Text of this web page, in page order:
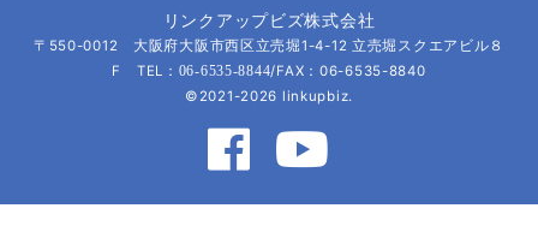
リンクアップビズ株式会社
〒550-0012 大阪府大阪市西区立売堀1-4-12 立売堀スクエアビル８
F TEL： 06-6535-8844/FAX：06-6535-8840
©2021-2026 linkupbiz.